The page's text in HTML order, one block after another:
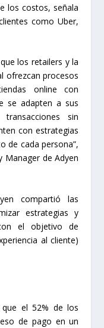
los costos, señala
como Uber,
los retailers y la
ofrezcan procesos
online con
se adapten a sus
sin
con estrategias
de cada persona”,
Manager de Adyen
compartió las
estrategias y
el objetivo de
al cliente)
el 52% de los
de pago en un